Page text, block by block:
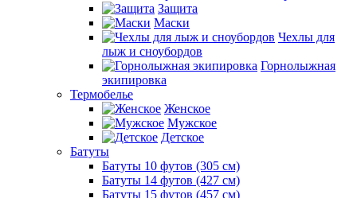
Защита
Маски
Чехлы для
лыж и сноубордов
Горнолыжная
экипировка
Термобелье
Женское
Мужское
Детское
Батуты
Батуты 10 футов (305 см)
Батуты 14 футов (427 см)
Батуты 15 футов (457 см)